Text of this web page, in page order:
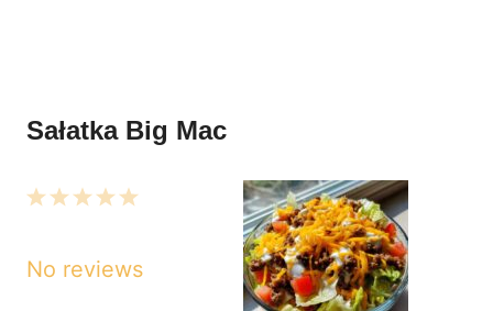
Sałatka Big Mac
5
4
3
2
1
No reviews